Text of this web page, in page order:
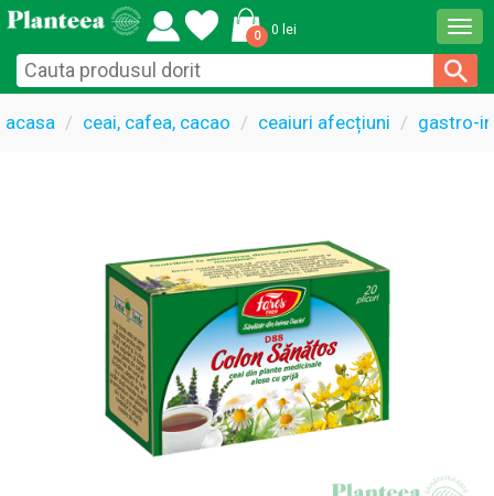
0 0 lei
acasa ceai, cafea, cacao ceaiuri afecțiuni gastro-